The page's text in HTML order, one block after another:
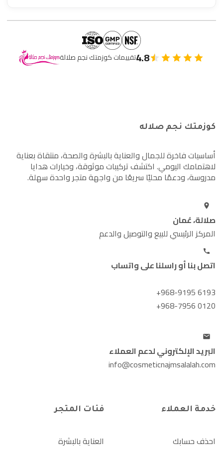
4.8تقييمات كوزمتك نجم صلالة
كوزمتك نجم صلاله
أساسيات فاخرة للجمال والعناية بالبشرة والصحة، منتقاة بعناية
لاهتمامك اليومي. اكتشف تركيبات موثوقة، وخيارات هدايا
مدروسة، ودعمًا محليًا سريعًا من واجهة متجر واحدة سهلة.
صلالة، عُمان
المركز الرئيسي للبيع والتوصيل والدعم
اتصل بنا أو راسلنا على واتساب
+968-9195 6193
+968-7956 0120
البريد الإلكتروني لدعم العملاء
info@cosmeticnajmsalalah.com
خدمة العملاء
احذف حسابك
فئات المتجر
العناية بالبشرة